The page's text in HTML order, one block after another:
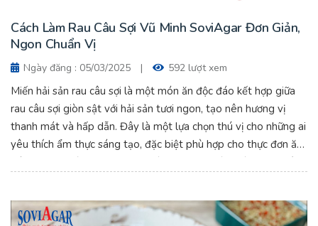
Cách Làm Rau Câu Sợi Vũ Minh SoviAgar Đơn Giản,
Ngon Chuẩn Vị
Ngày đăng : 05/03/2025 | 592 lượt xem
Miến hải sản rau câu sợi là một món ăn độc đáo kết hợp giữa
rau câu sợi giòn sật với hải sản tươi ngon, tạo nên hương vị
thanh mát và hấp dẫn. Đây là một lựa chọn thú vị cho những ai
yêu thích ẩm thực sáng tạo, đặc biệt phù hợp cho thực đơn ăn
kiêng hoặc món khai vị trong các bữa tiệc. Cách Làm Rau Câu